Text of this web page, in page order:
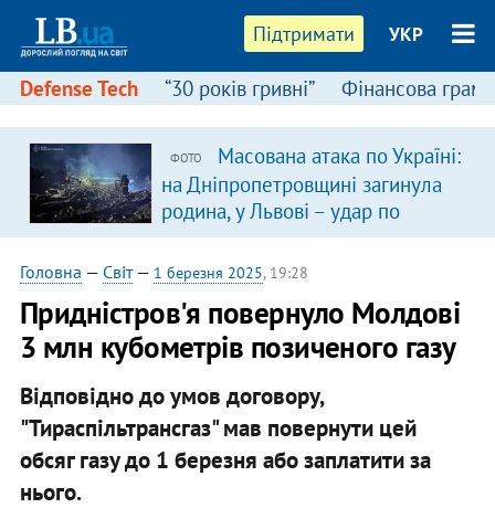
Підтримати УКР
Defense Tech “30 років гривні” Фінансова
ФОТО
Масована атака по Україні:
на Дніпропетровщині загинула
родина, у Львові – удар по
багатоповерхівках
(доповнюється)
Головна — Світ— 1 березня 2025, 19:28
Придністров'я повернуло Молдові
3 млн кубометрів позиченого газу
Відповідно до умов договору,
"Тираспільтрансгаз" мав повернути цей
обсяг газу до 1 березня або заплатити за
нього.